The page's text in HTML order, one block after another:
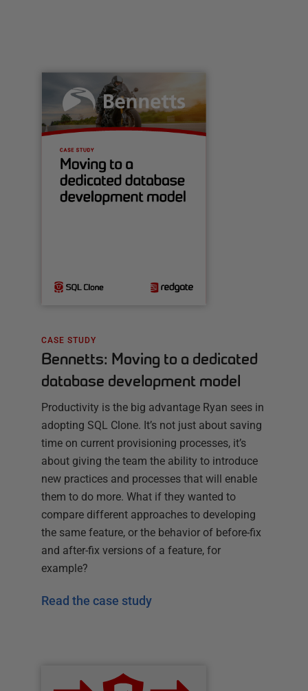
CASE STUDY
Bennetts: Moving to a dedicated
database development model
Productivity is the big advantage Ryan sees in
adopting SQL Clone. It’s not just about saving
time on current provisioning processes, it’s
about giving the team the ability to introduce
new practices and processes that will enable
them to do more. What if they wanted to
compare different approaches to developing
the same feature, or the behavior of before-fix
and after-fix versions of a feature, for
example?
Read the case study